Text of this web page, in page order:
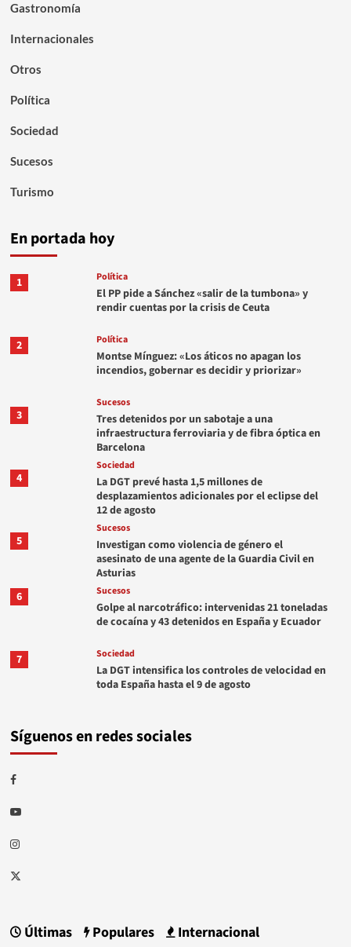
Gastronomía
Internacionales
Otros
Política
Sociedad
Sucesos
Turismo
En portada hoy
1 Política
El PP pide a Sánchez «salir de la tumbona» y
rendir cuentas por la crisis de Ceuta
2 Política
Montse Mínguez: «Los áticos no apagan los
incendios, gobernar es decidir y priorizar»
3
Sucesos
Tres detenidos por un sabotaje a una
infraestructura ferroviaria y de fibra óptica en
Barcelona
4
Sociedad
La DGT prevé hasta 1,5 millones de
desplazamientos adicionales por el eclipse del
12 de agosto
5
Sucesos
Investigan como violencia de género el
asesinato de una agente de la Guardia Civil en
Asturias
6
Sucesos
Golpe al narcotráfico: intervenidas 21 toneladas
de cocaína y 43 detenidos en España y Ecuador
7 Sociedad
La DGT intensifica los controles de velocidad en
toda España hasta el 9 de agosto
Síguenos en redes sociales
Facebook
Youtube
Instagram
Twitter
Últimas Populares Internacional